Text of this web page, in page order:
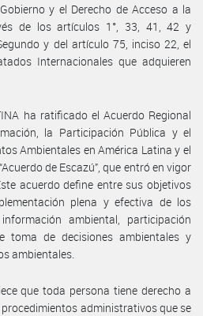
y el Derecho de Acceso a la
de los artículos 1°, 33, 41, 42 y
y del artículo 75, inciso 22, el
Internacionales que adquieren
ha ratificado el Acuerdo Regional
la Participación Pública y el
Ambientales en América Latina y el
de Escazú”, que entró en vigor
acuerdo define entre sus objetivos
plena y efectiva de los
ambiental, participación
toma de decisiones ambientales y
ambientales.
que toda persona tiene derecho a
administrativos que se